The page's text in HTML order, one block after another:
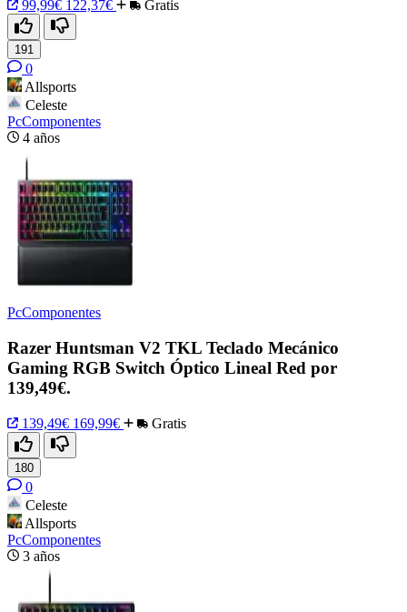
99,99€ 122,37€ Gratis
191
0
Allsports
Celeste
PcComponentes
4 años
PcComponentes
Razer Huntsman V2 TKL Teclado Mecánico
Gaming RGB Switch Óptico Lineal Red por
139,49€.
139,49€ 169,99€ Gratis
180
0
Celeste
Allsports
PcComponentes
3 años